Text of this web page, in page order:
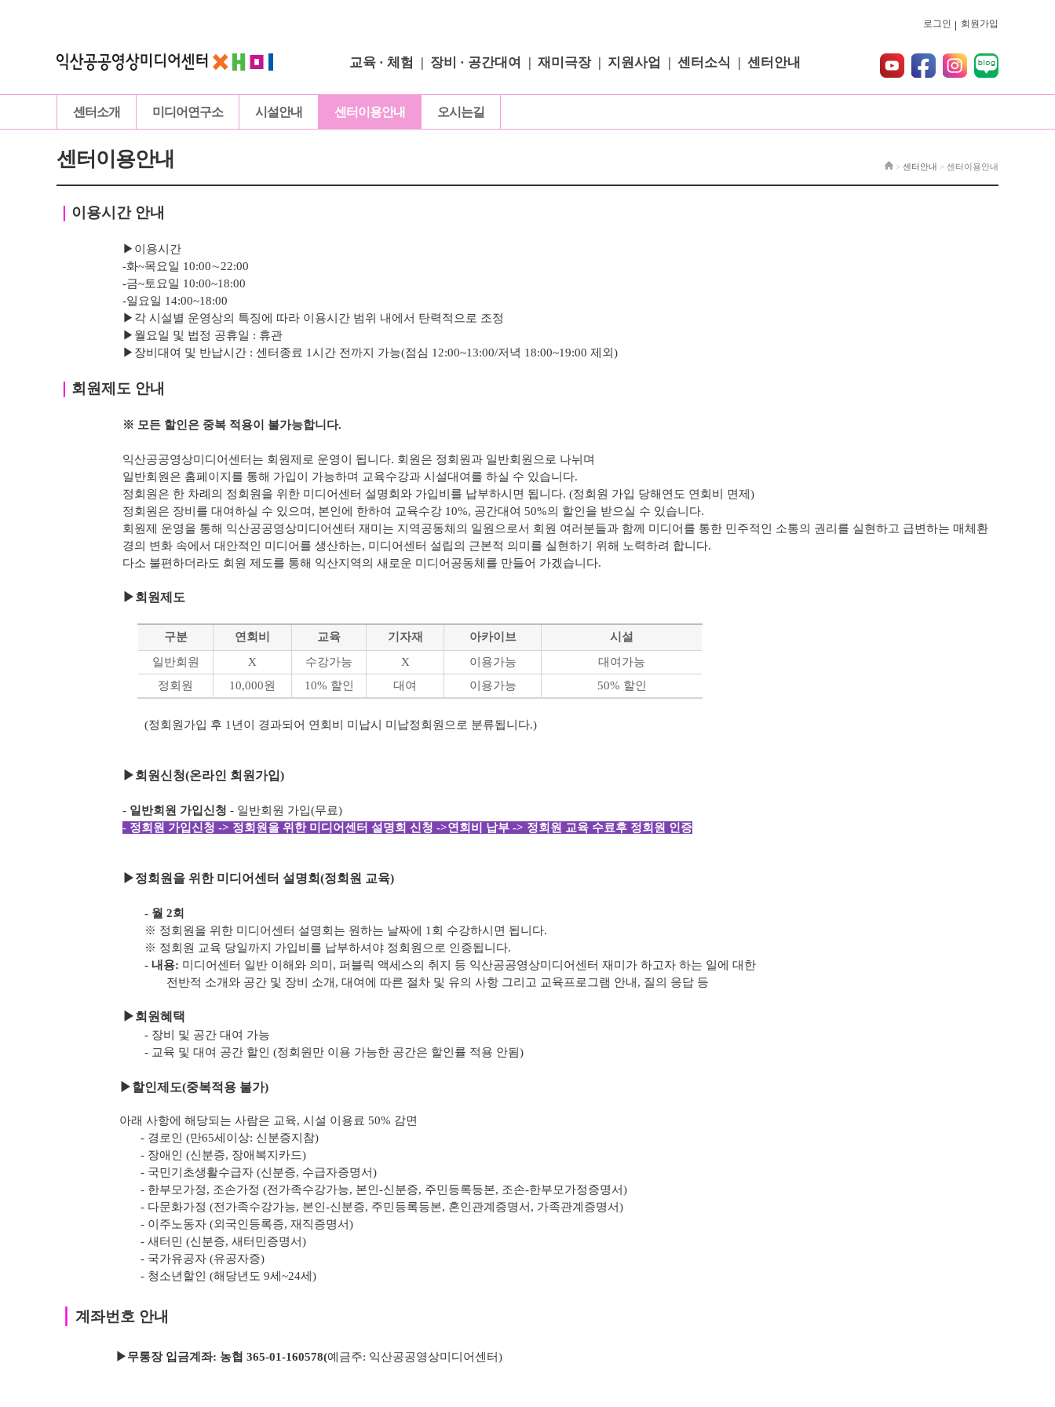
로그인 회원가입
교육 · 체험 장비 · 공간대여 재미극장 지원사업 센터소식 센터안내
센터소개 미디어연구소 시설안내 센터이용안내 오시는길
센터이용안내 > 센터안내 > 센터이용안내
이용시간 안내
▶이용시간
-화~목요일 10:00∼22:00
-금~토요일 10:00~18:00
-일요일 14:00~18:00
▶ 각 시설별 운영상의 특징에 따라 이용시간 범위 내에서 탄력적으로 조정
▶ 월요일 및 법정 공휴일 : 휴관
▶ 장비대여 및 반납시간 : 센터종료 1시간 전까지 가능(점심 12:00~13:00/저녁 18:00~19:00 제외)
회원제도 안내
※ 모든 할인은 중복 적용이 불가능합니다.
익산공공영상미디어센터는 회원제로 운영이 됩니다. 회원은 정회원과 일반회원으로 나뉘며
일반회원은 홈페이지를 통해 가입이 가능하며 교육수강과 시설대여를 하실 수 있습니다.
정회원은 한 차례의 정회원을 위한 미디어센터 설명회와 가입비를 납부하시면 됩니다. (정회원 가입 당해연도 연회비 면제)
정회원은 장비를 대여하실 수 있으며, 본인에 한하여 교육수강 10%, 공간대여 50%의 할인을 받으실 수 있습니다.
회원제 운영을 통해 익산공공영상미디어센터 재미는 지역공동체의 일원으로서 회원 여러분들과 함께 미디어를 통한 민주적인 소통의 권리를 실현하고 급변하는 매체환
경의 변화 속에서 대안적인 미디어를 생산하는, 미디어센터 설립의 근본적 의미를 실현하기 위해 노력하려 합니다.
다소 불편하더라도 회원 제도를 통해 익산지역의 새로운 미디어공동체를 만들어 가겠습니다.
▶회원제도
구분 연회비 교육 기자재 아카이브
시설
일반회원
X 수강가능 X 이용가능
대여가능
정회원
10,000원 10% 할인 대여 이용가능 50% 할인
(정회원가입 후 1년이 경과되어 연회비 미납시 미납정회원으로 분류됩니다.)
▶회원신청(온라인 회원가입)
- 일반회원 가입신청 - 일반회원 가입(무료)
- 정회원 가입신청 -> 정회원을 위한 미디어센터 설명회 신청 ->연회비 납부 -> 정회원 교육 수료후 정회원 인증
▶정회원을 위한 미디어센터 설명회(정회원 교육)
- 월 2회
※ 정회원을 위한 미디어센터 설명회는 원하는 날짜에 1회 수강하시면 됩니다.
※ 정회원 교육 당일까지 가입비를 납부하셔야 정회원으로 인증됩니다.
- 내용: 미디어센터 일반 이해와 의미, 퍼블릭 액세스의 취지 등 익산공공영상미디어센터 재미가 하고자 하는 일에 대한
전반적 소개와 공간 및 장비 소개, 대여에 따른 절차 및 유의 사항 그리고 교육프로그램 안내, 질의 응답 등
▶회원혜택
- 장비 및 공간 대여 가능
- 교육 및 대여 공간 할인 (정회원만 이용 가능한 공간은 할인률 적용 안됨)
▶할인제도(중복적용 불가)
아래 사항에 해당되는 사람은 교육, 시설 이용료 50% 감면
- 경로인 (만65세이상: 신분증지참)
- 장애인 (신분증, 장애복지카드)
- 국민기초생활수급자 (신분증, 수급자증명서)
- 한부모가정, 조손가정 (전가족수강가능, 본인-신분증, 주민등록등본, 조손-한부모가정증명서)
- 다문화가정 (전가족수강가능, 본인-신분증, 주민등록등본, 혼인관계증명서, 가족관계증명서)
- 이주노동자 (외국인등록증, 재직증명서)
- 새터민 (신분증, 새터민증명서)
- 국가유공자 (유공자증)
- 청소년할인 (해당년도 9세~24세)
계좌번호 안내
▶무통장 입금계좌: 농협 365-01-160578(예금주: 익산공공영상미디어센터)